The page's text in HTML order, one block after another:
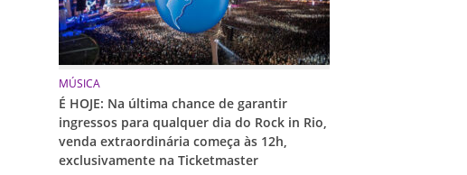
MÚSICA
É HOJE: Na última chance de garantir
ingressos para qualquer dia do Rock in Rio,
venda extraordinária começa às 12h,
exclusivamente na Ticketmaster